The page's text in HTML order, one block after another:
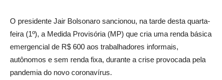
O presidente Jair Bolsonaro sancionou, na tarde desta quarta-
feira (1º), a Medida Provisória (MP) que cria uma renda básica
emergencial de R$ 600 aos trabalhadores informais,
autônomos e sem renda fixa, durante a crise provocada pela
pandemia do novo coronavírus.